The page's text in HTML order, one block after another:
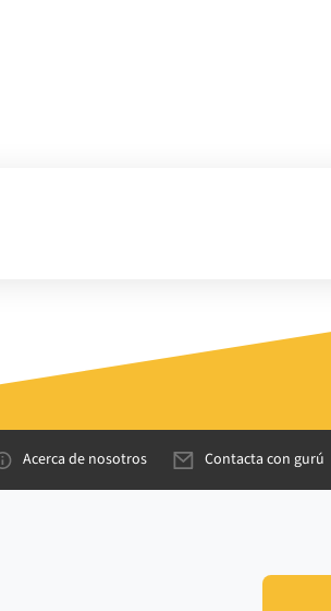
Acerca de nosotros Contacta con gurú